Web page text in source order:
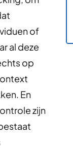
of
al deze
op
En
zijn